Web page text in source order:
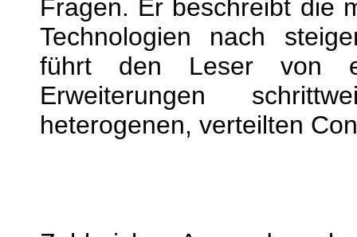
Fragen. Er beschreibt die
Technologien nach
führt den Leser von
Erweiterungen
heterogenen, verteilten